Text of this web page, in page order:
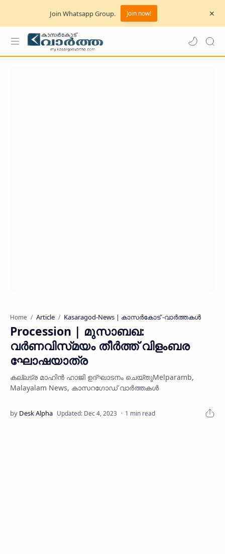
Join Whatsapp Group. Join now!
Home Article Kasaragod-News | കാസർകോട് -വാർത്തകൾ
Procession | മുസാബഖ:
വർണവിസ്‌മയം തീർത്ത് വിളംബര
ഘോഷയാത്ര
കല്ലട്ര മാഹിൻ ഹാജി ഉദ്ഘാടനം ചെയ്തുMelparamb,
Malayalam News, കാസറഗോഡ് വാര്‍ത്തകള്‍
1 min read